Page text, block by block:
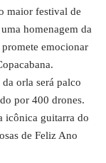
maior festival de
homenagem da
emocionar
orla será palco
por 400 drones.
icônica guitarra do
de Feliz Ano